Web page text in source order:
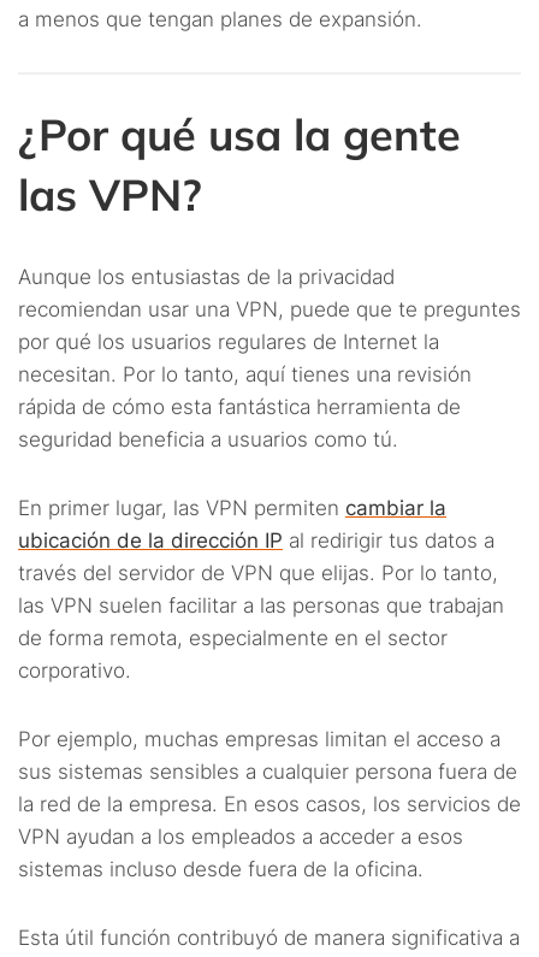
a menos que tengan planes de expansión.
¿Por qué usa la gente
las VPN?
Aunque los entusiastas de la privacidad
recomiendan usar una VPN, puede que te preguntes
por qué los usuarios regulares de Internet la
necesitan. Por lo tanto, aquí tienes una revisión
rápida de cómo esta fantástica herramienta de
seguridad beneficia a usuarios como tú.
En primer lugar, las VPN permiten cambiar la
ubicación de la dirección IP al redirigir tus datos a
través del servidor de VPN que elijas. Por lo tanto,
las VPN suelen facilitar a las personas que trabajan
de forma remota, especialmente en el sector
corporativo.
Por ejemplo, muchas empresas limitan el acceso a
sus sistemas sensibles a cualquier persona fuera de
la red de la empresa. En esos casos, los servicios de
VPN ayudan a los empleados a acceder a esos
sistemas incluso desde fuera de la oficina.
Esta útil función contribuyó de manera significativa a